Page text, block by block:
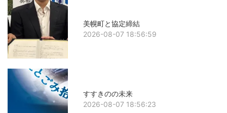
美幌町と協定締結
2026-08-07 18:56:59
すすきのの未来
2026-08-07 18:56:23